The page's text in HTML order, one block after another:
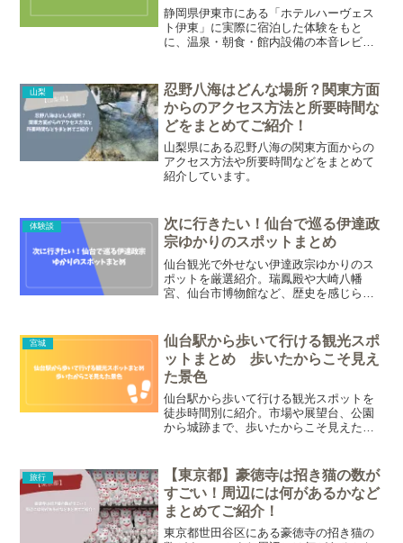
静岡県伊東市にある「ホテルハーヴェス
ト伊東」に実際に宿泊した体験をもと
に、温泉・朝食・館内設備の本音レビュ
温泉や朝食の内容など、初めて泊まる方
が気になるポイントをご紹介していま
す。
山梨
忍野八海はどんな場所？関東方面
からのアクセス方法と所要時間な
どをまとめてご紹介！
山梨県にある忍野八海の関東方面からの
アクセス方法や所要時間などをまとめて
紹介しています。
体験談
次に行きたい！仙台で巡る伊達政
宗ゆかりのスポットまとめ
仙台観光で外せない伊達政宗ゆかりのス
ポットを厳選紹介。瑞鳳殿や大崎八幡
宮、仙台市博物館など、歴史を感じられ
宮城
仙台駅から歩いて行ける観光スポ
ットまとめ 歩いたからこそ見え
た景色
仙台駅から歩いて行ける観光スポットを
徒歩時間別に紹介。市場や展望台、公園
から城跡まで、歩いたからこそ見えた景
旅行
【東京都】豪徳寺は招き猫の数が
すごい！周辺には何があるかなど
まとめてご紹介！
東京都世田谷区にある豪徳寺の招き猫の